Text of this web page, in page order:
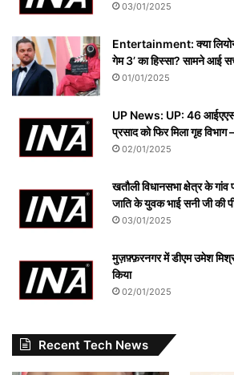
03/01/2025
Entertainment: क्या
गेम 3’ का हिस्सा? सामने आई
01/01/2025
UP News: UP: 46
प्रसाद को फिर मिला गृह विभाग
02/01/2025
खतौली विधानसभा क्षेत्र के गांव
जाति के युवक भाई सनी जी की
03/01/2025
मुज़फ़्फ़रनगर में डीएम उमेश
किया
02/01/2025
Recent Tech News